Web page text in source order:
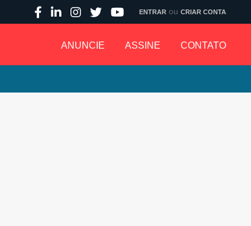
ANUNCIE ASSINE CONTATO
ENTRAR ou CRIAR CONTA